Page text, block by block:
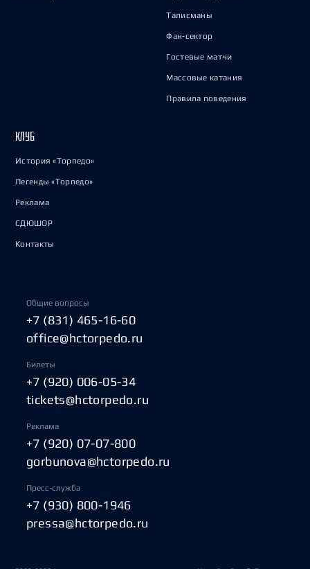
Талисманы
Фан-сектор
Гостевые матчи
Массовые катания
Правила поведения
КЛУБ
История «Торпедо»
Легенды «Торпедо»
Реклама
СДЮШОР
Контакты
Общие вопросы
+7 (831) 465-16-60
office@hctorpedo.ru
Билеты
+7 (920) 006-05-34
tickets@hctorpedo.ru
Реклама
+7 (920) 07-07-800
gorbunova@hctorpedo.ru
Пресс-служба
+7 (930) 800-1946
pressa@hctorpedo.ru